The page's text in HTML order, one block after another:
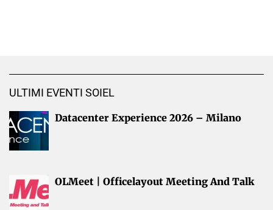
ULTIMI EVENTI SOIEL
Datacenter Experience 2026 – Milano
OLMeet | Officelayout Meeting And Talk